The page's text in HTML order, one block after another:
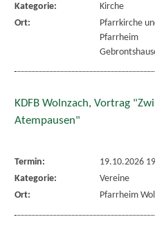
Kategorie:
Kirche
Ort:
Pfarrkirche
Pfarrheim
KDFB Wolnzach, Vortrag
Atempausen"
Termin:
19.10.2026
Kategorie:
Vereine
Ort:
Pfarrheim